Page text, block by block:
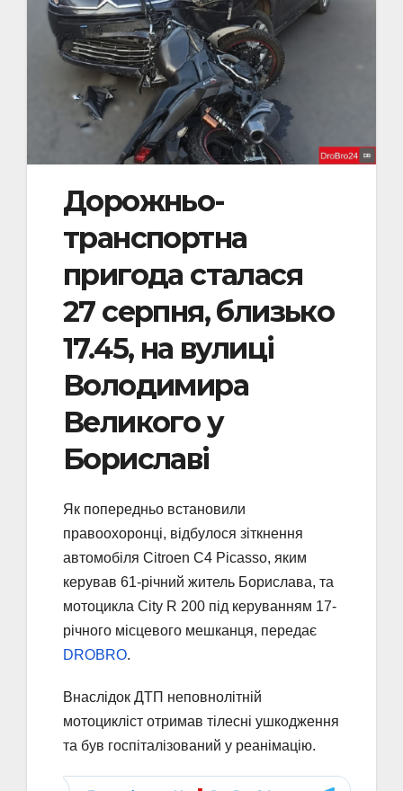
Дорожньо-
транспортна
пригода сталася
27 серпня, близько
17.45, на вулиці
Володимира
Великого у
Бориславі
Як попередньо встановили
правоохоронці, відбулося зіткнення
автомобіля Citroen C4 Picasso, яким
керував 61-річний житель Борислава, та
мотоцикла City R 200 під керуванням 17-
річного місцевого мешканця, передає
DROBRO.
Внаслідок ДТП неповнолітній
мотоцикліст отримав тілесні ушкодження
та був госпіталізований у реанімацію.